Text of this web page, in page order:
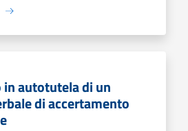
autotutela di un
di accertamento